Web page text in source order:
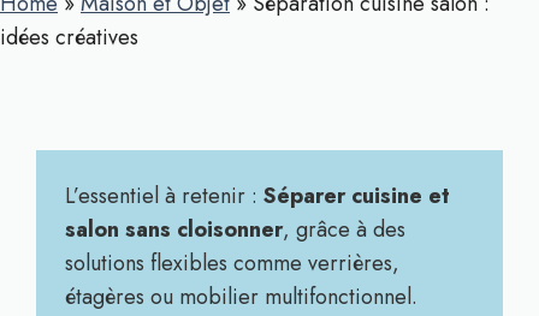
idées créatives
L’essentiel à retenir : Séparer cuisine et
salon sans cloisonner, grâce à des
solutions flexibles comme verrières,
étagères ou mobilier multifonctionnel.